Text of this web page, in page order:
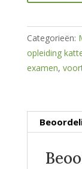
hoeveelheid
Categorieën:
opleiding
examen,